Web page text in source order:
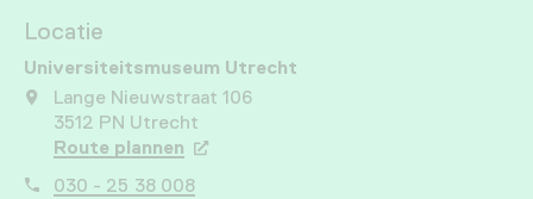
Locatie
Universiteitsmuseum Utrecht
Lange Nieuwstraat 106
3512 PN Utrecht
Route plannen Opent in een nieuw tabblad
030 - 25 38 008